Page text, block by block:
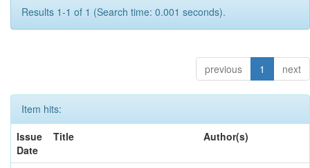
Results 1-1 of 1 (Search time: 0.001 seconds).
previous 1 next
Item hits:
Issue
Date
Title Author(s)